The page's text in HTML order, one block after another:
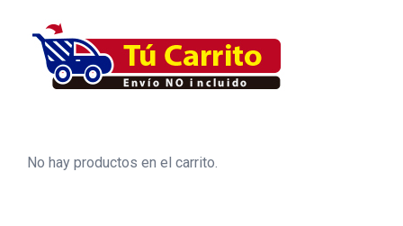
No hay productos en el carrito.